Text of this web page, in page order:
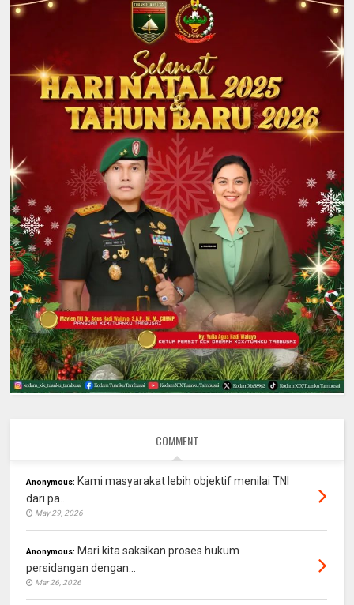
COMMENT
Anonymous: Kami masyarakat lebih objektif menilai TNI
dari pa...
May 29, 2026
Anonymous: Mari kita saksikan proses hukum
persidangan dengan...
Mar 26, 2026